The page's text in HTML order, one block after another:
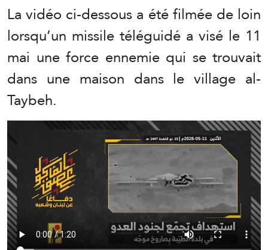
La vidéo ci-dessous a été filmée de loin
lorsqu’un missile téléguidé a visé le 11
mai une force ennemie qui se trouvait
dans une maison dans le village al-
Taybeh.